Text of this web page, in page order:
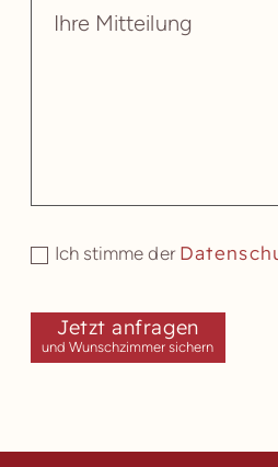
Ich stimme der
Jetzt anfragen
und Wunschzimmer sichern